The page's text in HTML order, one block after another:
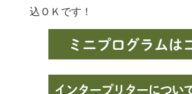
込ＯＫです！